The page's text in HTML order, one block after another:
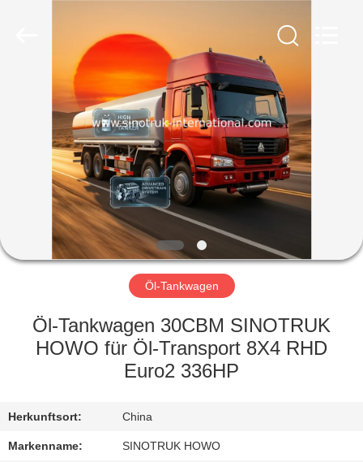
HAUSE
PRODUKTE
ÜBER
UNS
WERKSBESICHTIGUNG
QUALITÄTSKONTROLLE
MIT
UNS
Öl-Tankwagen
Öl-Tankwagen 30CBM SINOTRUK
HOWO für Öl-Transport 8X4 RHD
Euro2 336HP
Herkunftsort: China
Markenname: SINOTRUK HOWO